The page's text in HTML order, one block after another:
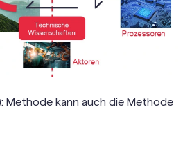
Methode kann auch die Methode